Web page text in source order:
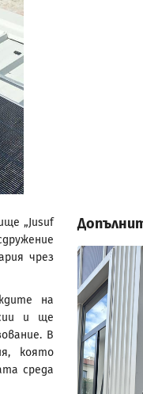
„Jusuf
чрез
на
и ще
В
която
среда